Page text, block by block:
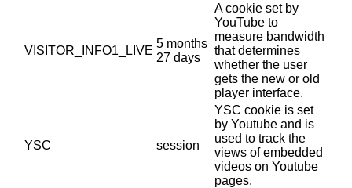
VISITOR_INFO1_LIVE
5 months
27 days
A cookie set by
YouTube to
measure bandwidth
that determines
whether the user
gets the new or old
player interface.
YSC session
YSC cookie is set
by Youtube and is
used to track the
views of embedded
videos on Youtube
pages.